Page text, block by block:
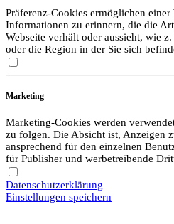
Präferenz-Cookies ermöglichen einer
Informationen zu erinnern, die die
Webseite verhält oder aussieht, wie
oder die Region in der Sie sich
Marketing
Marketing-Cookies werden
zu folgen. Die Absicht ist, Anzeigen
ansprechend für den einzelnen
für Publisher und werbetreibende
Datenschutzerklärung
Einstellungen speichern